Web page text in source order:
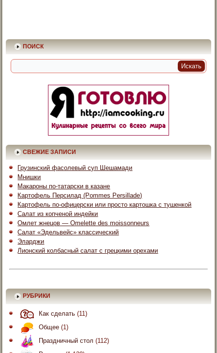
ПОИСК
СВЕЖИЕ ЗАПИСИ
Грузинский фасолевый суп Шешамади
Мнишки
Макароны по-татарски в казане
Картофель Персилад (Pommes Persillade)
Картофель по-офицерски или просто картошка с тушенкой
Салат из копченой индейки
Омлет жнецов — Omelette des moissonneurs
Салат «Эдельвейс» классический
Эларджи
Лионский колбасный салат с грецкими орехами
РУБРИКИ
Как сделать (11)
Общее (1)
Праздничный стол (112)